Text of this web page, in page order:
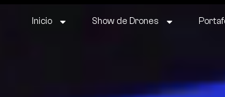
Inicio Show de Drones